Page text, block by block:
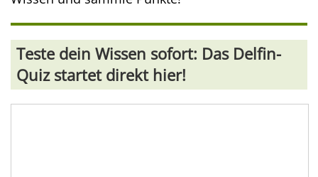
Teste dein Wissen sofort: Das Delfin-
Quiz startet direkt hier!